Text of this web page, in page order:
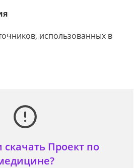
использованных в
Проект по